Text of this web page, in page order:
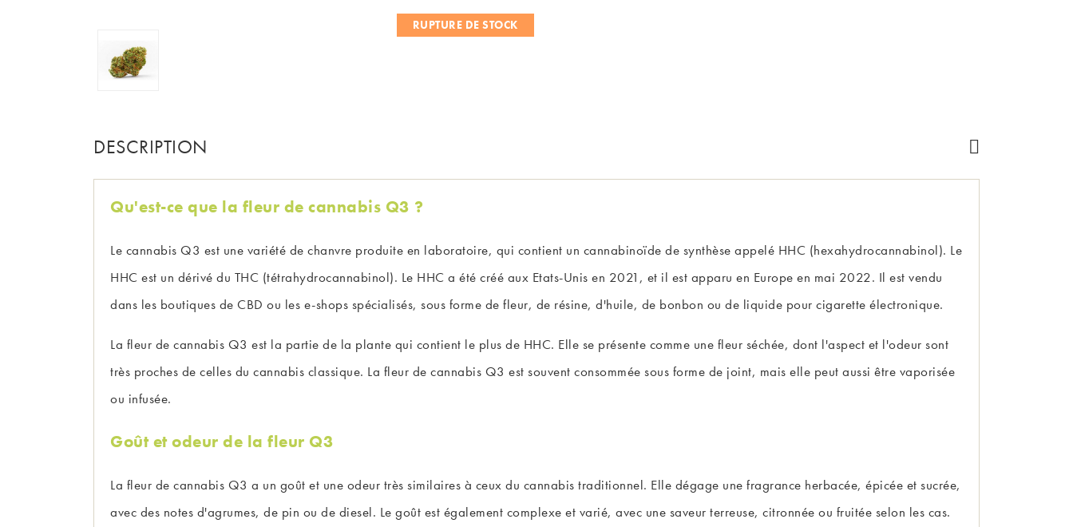
RUPTURE DE STOCK
DESCRIPTION
Qu'est-ce que la fleur de cannabis Q3 ?
Le cannabis Q3 est une variété de chanvre produite en laboratoire, qui contient un cannabinoïde de synthèse appelé HHC (hexahydrocannabinol). Le
HHC est un dérivé du THC (tétrahydrocannabinol). Le HHC a été créé aux Etats-Unis en 2021, et il est apparu en Europe en mai 2022. Il est vendu
dans les boutiques de CBD ou les e-shops spécialisés, sous forme de fleur, de résine, d'huile, de bonbon ou de liquide pour cigarette électronique.
La fleur de cannabis Q3 est la partie de la plante qui contient le plus de HHC. Elle se présente comme une fleur séchée, dont l'aspect et l'odeur sont
très proches de celles du cannabis classique. La fleur de cannabis Q3 est souvent consommée sous forme de joint, mais elle peut aussi être vaporisée
ou infusée.
Goût et odeur de la fleur Q3
La fleur de cannabis Q3 a un goût et une odeur très similaires à ceux du cannabis traditionnel. Elle dégage une fragrance herbacée, épicée et sucrée,
avec des notes d'agrumes, de pin ou de diesel. Le goût est également complexe et varié, avec une saveur terreuse, citronnée ou fruitée selon les cas.